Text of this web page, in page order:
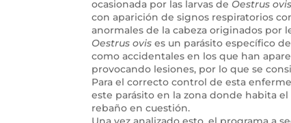
ocasionada por las larvas de Oestrus ovis
con aparición de signos respiratorios
anormales de la cabeza originados por
Oestrus ovis es un parásito específico
como accidentales en los que han
provocando lesiones, por lo que se
Para el correcto control de esta
este parásito en la zona donde habita
rebaño en cuestión.